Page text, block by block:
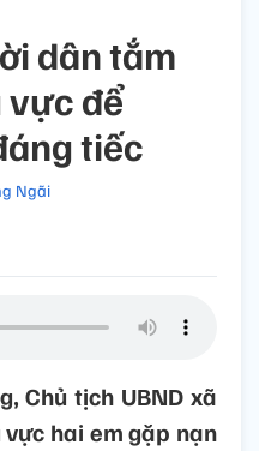
dân tắm
vực để
tiếc
Ngãi
Chủ tịch UBND xã
hai em gặp nạn